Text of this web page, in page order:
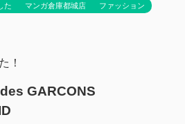
た マンガ倉庫都城店 ファッション
！
GARCONS